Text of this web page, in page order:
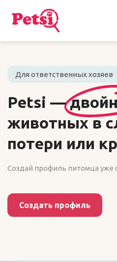
Для ответственных хозяев
Petsi —
животных в
потери или
Создай профиль питомца уже
Создать профиль